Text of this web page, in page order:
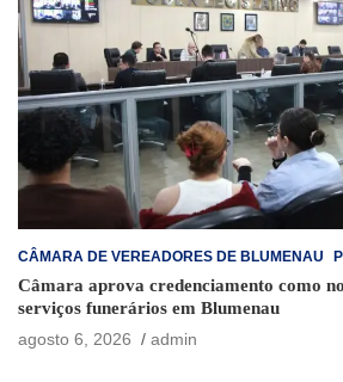
CÂMARA DE VEREADORES DE BLUMENAU
Câmara aprova credenciamento como
serviços funerários em Blumenau
agosto 6, 2026
admin